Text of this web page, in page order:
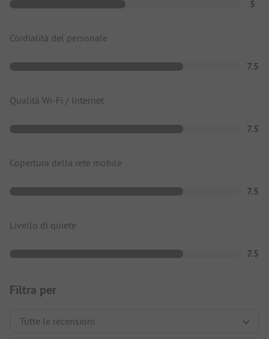
5
Cordialità del personale
7.5
Qualità Wi-Fi / Internet
7.5
Copertura della rete mobile
7.5
Livello di quiete
7.5
Filtra per